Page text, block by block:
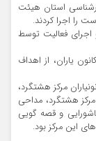
استان هیئت
را اجرا کردند.
فعالیت توسط
یاران، از اهداف
مرکز هشتگرد،
هشتگرد، مداحی
و قصه گویی
این مرکز بود.